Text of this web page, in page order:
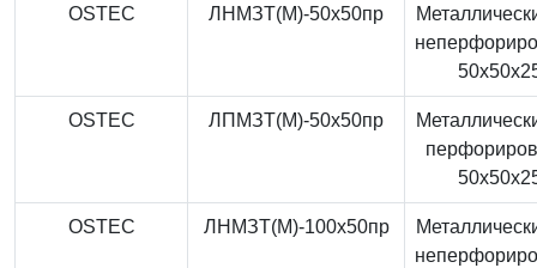
OSTEC ЛНМЗТ(М)-50x50пр
OSTEC ЛПМЗТ(М)-50x50пр
OSTEC ЛНМЗТ(М)-100x50пр